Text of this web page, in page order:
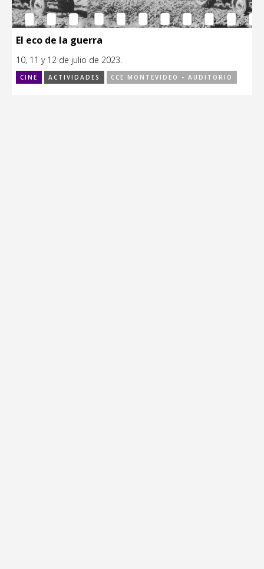
El eco de la guerra
10, 11 y 12 de julio de 2023.
CINE ACTIVIDADES CCE MONTEVIDEO - AUDITORIO